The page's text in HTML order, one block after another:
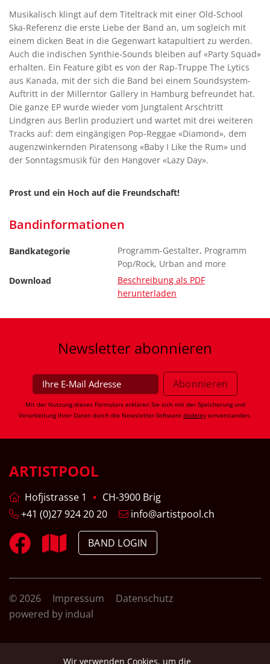
Musikalisch klingt auf dem Titeltrack mit einer Old-School
Ska-Referenz die erste Liebe der Band an, um sogleich mit
einem dicken Beat in die Gegenwart katapultiert zu werden.
Auch die indischen Synthie-Sounds bleiben auf «Party Squad»
erhalten. Ein Feature gibt es von der Rap-Truppe The Lytics
aus Kanada, mit der sich die Band bei einem Soundsystem-
Auftritt in der Millerntor Gallery in Hamburg befreundet hat.
Die ganze EP wurde wieder vom Jungtalent Arschtritt
Lindgren aus Berlin produziert und wartet mit drei weiteren
Tracks auf: dem eingängigen Pop-Reggae «Diamond», dem
augenzwinkernden Piratensong «Baby I Like the Rum» und
der Sonntagsmusik für den Hangover «Lazy Day».
Prost und ein Hoch auf die Freundschaft!
Bandinformationen
Bandkategorie
Programm-Gestalter, Programm
Pop/Rock, Urban and more
Download
Beschreibung als PDF
herunterladen
Newsletter abonnieren
Mit der Nutzung dieses Formulars erklären Sie sich mit der Speicherung und
Verarbeitung Ihrer Daten durch die Newsletter-Software dodeley einverstanden.
ARTISTPOOL
Hofjistrasse 1
CH-3900 Brig
+41 (0)27 924 20 20
info@artistpool.ch
BAND LOGIN
© 2026 Impressum
Datenschutz
powered by indual
Wir verwenden Cookies, um die